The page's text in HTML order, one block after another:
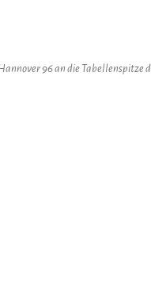
96 an die Tabellenspitze